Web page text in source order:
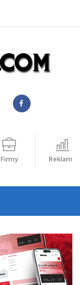
Firmy Reklama